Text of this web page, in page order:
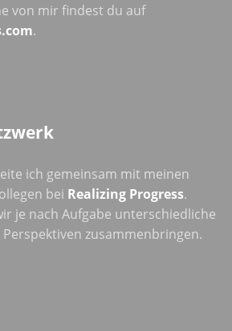
von mir findest du auf
.
ich gemeinsam mit meinen
bei Realizing Progress.
je nach Aufgabe unterschiedliche
zusammenbringen.